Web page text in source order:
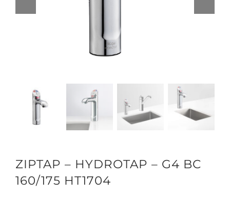
ZIPTAP – HYDROTAP – G4 BC
160/175 HT1704